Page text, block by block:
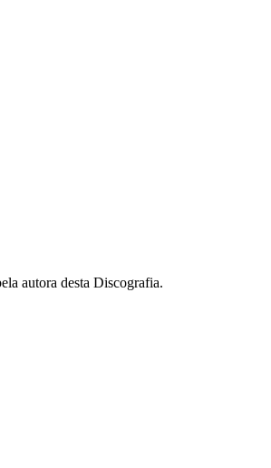
autora desta Discografia.